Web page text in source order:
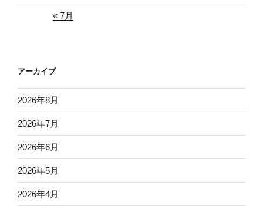
« 7月
アーカイブ
2026年8月
2026年7月
2026年6月
2026年5月
2026年4月